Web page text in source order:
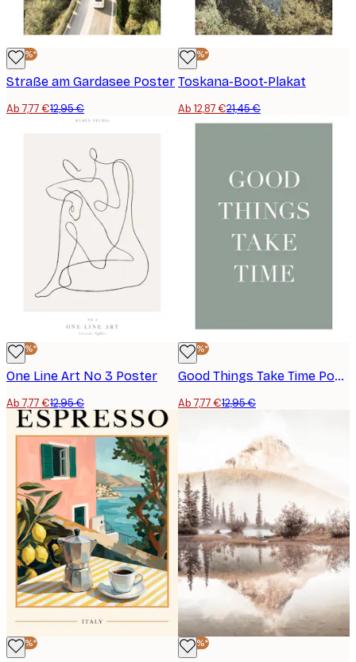
-40%*
Straße am Gardasee Poster
Ab 7,77 €12,95 €
-40%*
Toskana-Boot-Plakat
Ab 12,87 €21,45 €
-40%*
One Line Art No 3 Poster
Ab 7,77 €12,95 €
-40%*
Good Things Take Time Poster
Ab 7,77 €12,95 €
-40%* -40%*